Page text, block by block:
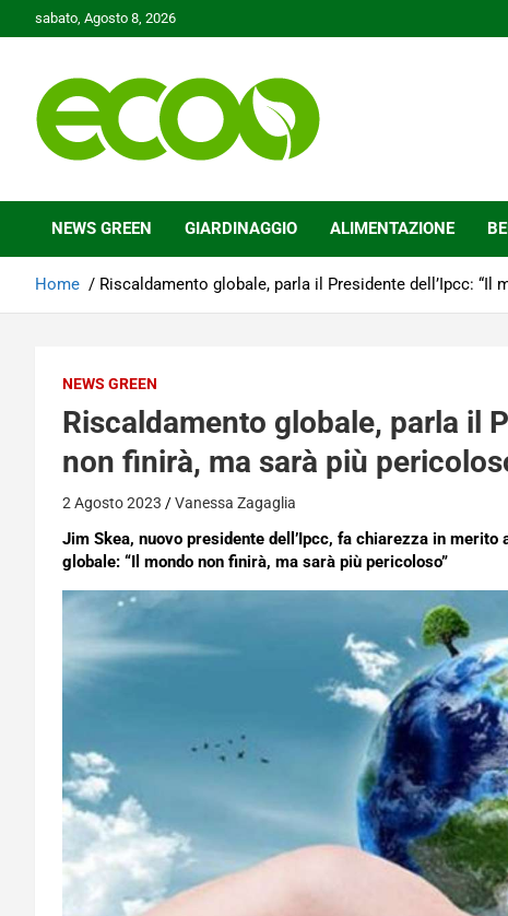
to
sabato, Agosto 8, 2026
Ecoo.it
NEWS GREEN GIARDINAGGIO ALIMENTAZIONE
Home Riscaldamento globale, parla il Presidente dell’Ipcc: “Il
NEWS GREEN
Riscaldamento globale, parla il
non finirà, ma sarà più
2 Agosto 2023 Vanessa Zagaglia
Jim Skea, nuovo presidente dell’Ipcc, fa chiarezza in
globale: “Il mondo non finirà, ma sarà più pericoloso”